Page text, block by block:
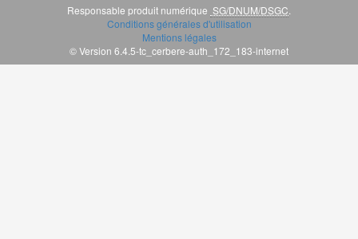
Responsable produit numérique SG/DNUM/DSGC.
Conditions générales d'utilisation
Mentions légales
© Version 6.4.5-tc_cerbere-auth_172_183-internet